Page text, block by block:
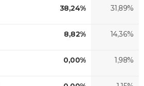
38,24% 31,89%
8,82% 14,36%
0,00% 1,98%